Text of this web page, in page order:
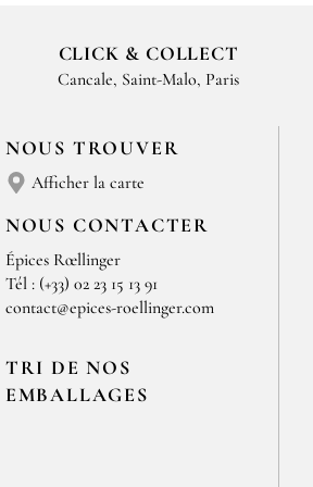
CLICK & COLLECT
Cancale, Saint-Malo, Paris
NOUS TROUVER
Afficher la carte
NOUS CONTACTER
Épices Rœllinger
Tél : (+33) 02 23 15 13 91
contact@epices-roellinger.com
TRI DE NOS
EMBALLAGES